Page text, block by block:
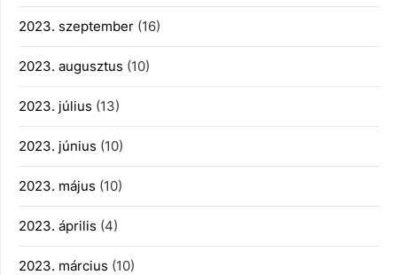
2023. szeptember (16)
2023. augusztus (10)
2023. július (13)
2023. június (10)
2023. május (10)
2023. április (4)
2023. március (10)